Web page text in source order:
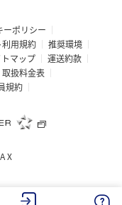
ーポリシー
用規約
推奨環境
マップ
運送約款
扱料金表
規約
X